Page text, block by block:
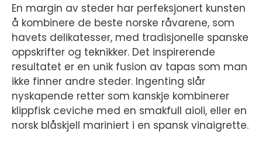
En margin av steder har perfeksjonert kunsten
å kombinere de beste norske råvarene, som
havets delikatesser, med tradisjonelle spanske
oppskrifter og teknikker. Det inspirerende
resultatet er en unik fusion av tapas som man
ikke finner andre steder. Ingenting slår
nyskapende retter som kanskje kombinerer
klippfisk ceviche med en smakfull aioli, eller en
norsk blåskjell mariniert i en spansk vinaigrette.